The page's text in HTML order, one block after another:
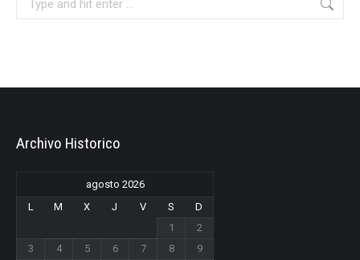
Archivo Historico
agosto 2026
L
M X J V S
D
1
2
3
4 5 6 7 8
9